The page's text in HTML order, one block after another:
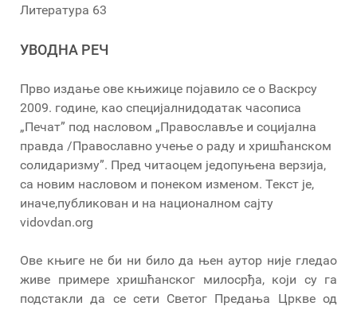
Литература 63
УВОДНА РЕЧ
Прво издање ове књижице појавило се о Васкрсу
2009. године, као специјалнидодатак часописа
„Печат” под насловом „Православље и социјална
правда /Православно учење о раду и хришћанском
солидаризму”. Пред читаоцем једопуњена верзија,
са новим насловом и понеком изменом. Текст је,
иначе,публикован и на националном сајту
vidovdan.org
Ове књиге не би ни било да њен аутор није гледао
живе примере хришћанског милосрђа, који су га
подстакли да се сети Светог Предања Цркве од